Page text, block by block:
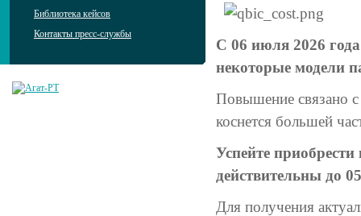
Библиотека кейсов
Контакты пресс-службы
С 06 июля 2026
некоторые модели
Повышение связано
коснется большей
Успейте
действительны до
Для получения